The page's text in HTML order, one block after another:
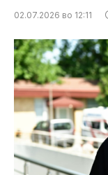
02.07.2026 во 12:11